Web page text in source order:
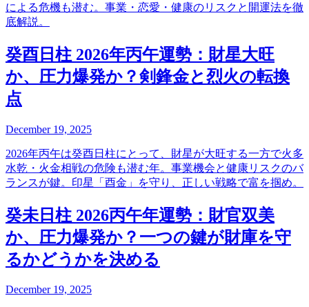
による危機も潜む。事業・恋愛・健康のリスクと開運法を徹
底解説。
癸酉日柱 2026年丙午運勢：財星大旺
か、圧力爆発か？剣鋒金と烈火の転換
点
December 19, 2025
2026年丙午は癸酉日柱にとって、財星が大旺する一方で火多
水乾・火金相戦の危険も潜む年。事業機会と健康リスクのバ
ランスが鍵。印星「酉金」を守り、正しい戦略で富を掴め。
癸未日柱 2026丙午年運勢：財官双美
か、圧力爆発か？一つの鍵が財庫を守
るかどうかを決める
December 19, 2025